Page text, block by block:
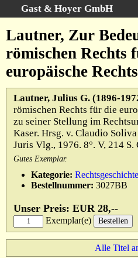
Gast & Hoyer GmbH
Startseite
Kategorien
Schlagwörter
Gesamtbestand
Warenkorb
AGB
Widerruf
Datenschutz
Lautner, Zur
römischen Rechts
europäische
Lautner, Julius G. (1896-
römischen Rechts für die
zu seiner Stellung im
Kaser. Hrsg. v. Claudio
Juris Vlg., 1976. 8°. V, 214
Gutes Exemplar.
Kategorie:
Bestellnummer: 3027BB
Unser Preis: EUR 28,--
Exemplar(e)
Alle Titel